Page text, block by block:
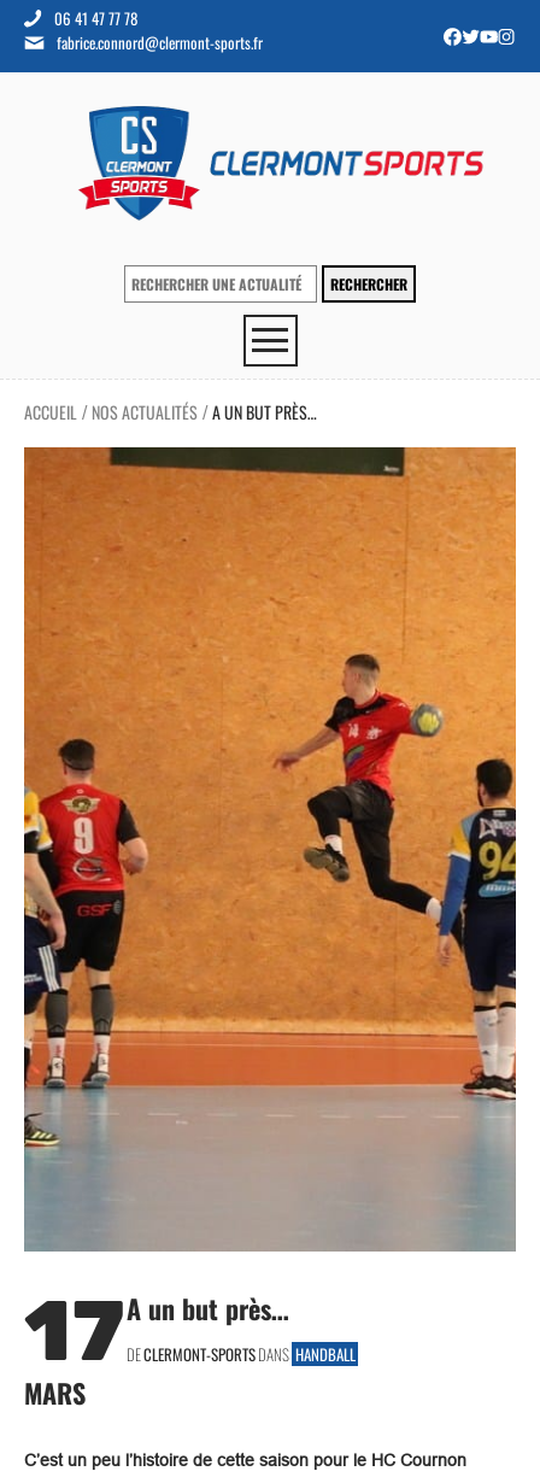
06 41 47 77 78
fabrice.connord@clermont-sports.fr
ACCUEIL / NOS ACTUALITÉS /A UN BUT PRÈS…
17
MARS
A un but près…
DECLERMONT-SPORTSDANS HANDBALL
C’est un peu l’histoire de cette saison pour le HC Cournon